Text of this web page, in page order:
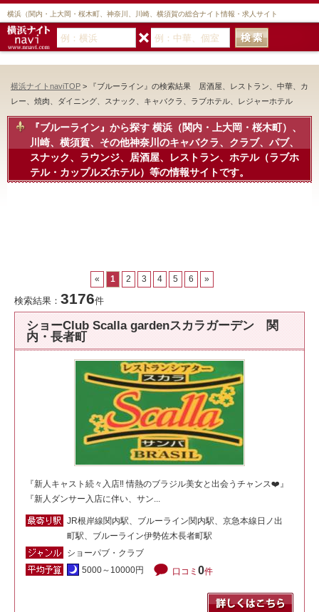
横浜（関内・上大岡・桜木町、神奈川、川崎、横須賀の総合ナイト情報・求人サイト
横浜ナイトnaviTOP > 『ブルーライン』の検索結果 居酒屋、レストラン、中華、カ
レー、焼肉、ダイニング、スナック、キャバクラ、ラブホテル、レジャーホテル
『ブルーライン』から探す 横浜（関内・上大岡・桜木町）、
川崎、横須賀、その他神奈川のキャバクラ、クラブ、パブ、
スナック、ラウンジ、居酒屋、レストラン、ホテル（ラブホ
テル・カップルズホテル）等の情報サイトです。
« 1 2 3 4 5 6 »
検索結果： 3176件
ショーClub Scalla gardenスカラガーデン 関
内・長者町
『新人キャスト続々入店‼️ 情熱のブラジル美女と出会うチャンス❤️』
『新人ダンサー入店に伴い、サン...
JR根岸線関内駅、ブルーライン関内駅、京急本線日ノ出
町駅、ブルーライン伊勢佐木長者町駅
ショーパブ・クラブ
5000～10000円
口コミ 0件